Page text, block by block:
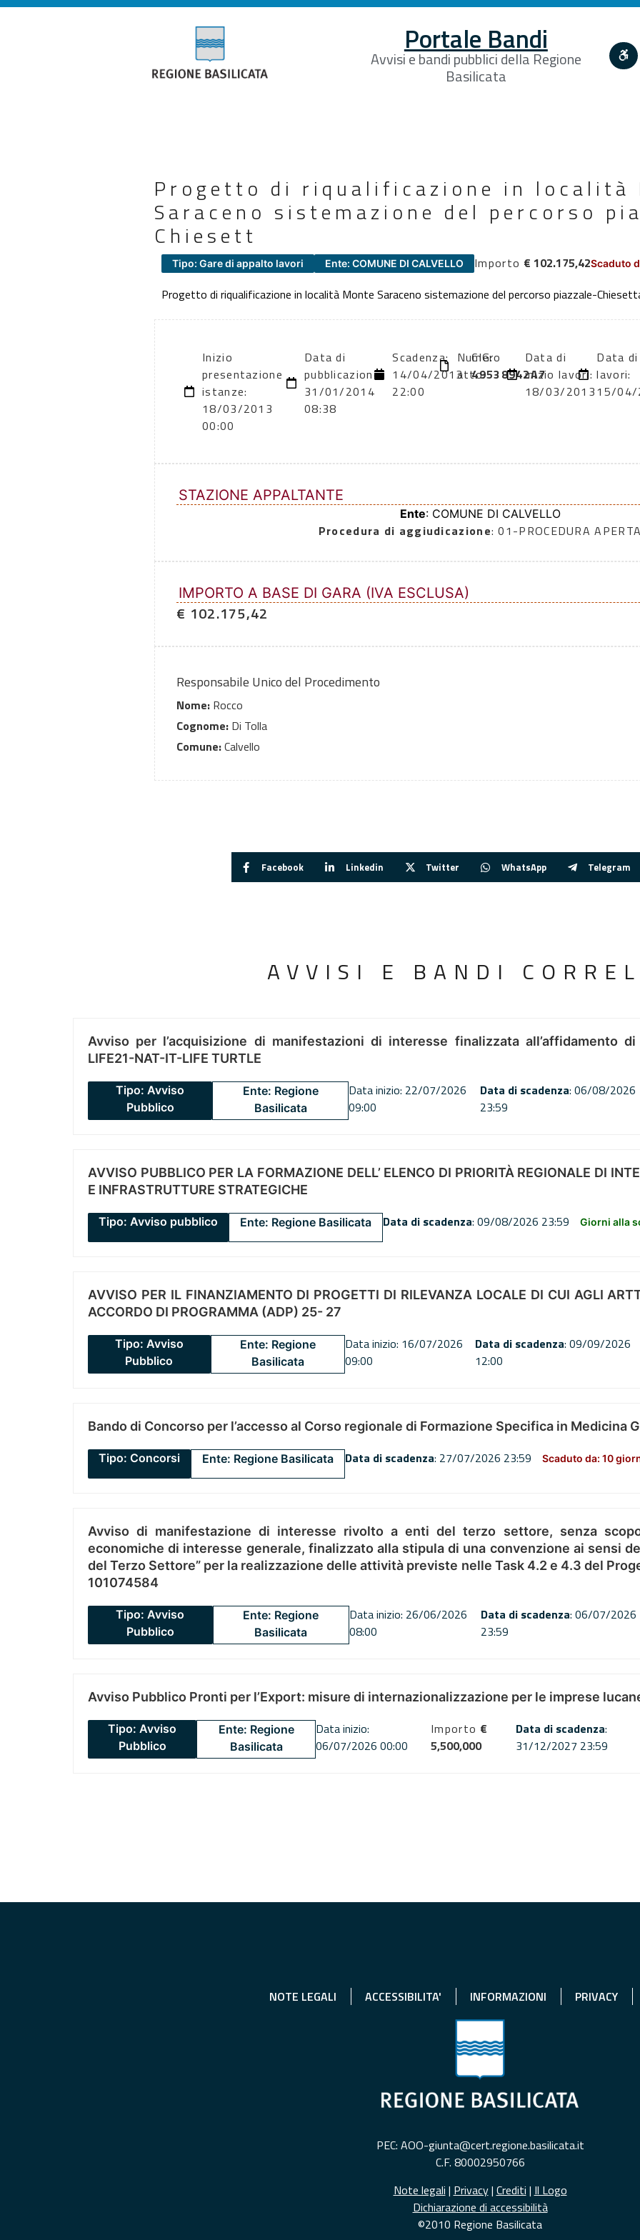
Portale Bandi
Avvisi e bandi pubblici della Regione
Basilicata
Progetto di riqualificazione in località
Saraceno sistemazione del percorso
Chiesett
Tipo: Gare di appalto lavori Ente: COMUNE DI CALVELLO Importo € 102.175,42Scaduto
Progetto di riqualificazione in località Monte Saraceno sistemazione del percorso piazzale-
Inizio
presentazione
istanze:
18/03/2013
00:00
Data di
pubblicazione:
31/01/2014
08:38
Scadenza:
14/04/2013
22:00
Numero
atto:
CIG:
49538942A7
Data di
inizio lavori:
18/03/2013
Data
lavori:
15/04/
STAZIONE APPALTANTE
Ente: COMUNE DI CALVELLO
Procedura di aggiudicazione: 01-PROCEDURA APERTA
IMPORTO A BASE DI GARA (IVA ESCLUSA)
€ 102.175,42
Responsabile Unico del Procedimento
Nome: Rocco
Cognome: Di Tolla
Comune:Calvello
Facebook Linkedin Twitter WhatsApp Telegram
AVVISI E BANDI
Avviso per l’acquisizione di manifestazioni di interesse finalizzata all’affidamento
LIFE21-NAT-IT-LIFE TURTLE
Tipo: Avviso
Pubblico
Ente: Regione
Basilicata
Data inizio: 22/07/2026
09:00
Data di scadenza: 06/08/2026
23:59
AVVISO PUBBLICO PER LA FORMAZIONE DELL’ ELENCO DI PRIORITÀ REGIONALE DI
E INFRASTRUTTURE STRATEGICHE
Tipo: Avviso pubblico Ente: Regione Basilicata Data di scadenza: 09/08/2026 23:59 Giorni alla
AVVISO PER IL FINANZIAMENTO DI PROGETTI DI RILEVANZA LOCALE DI CUI AGLI
ACCORDO DI PROGRAMMA (ADP) 25- 27
Tipo: Avviso
Pubblico
Ente: Regione
Basilicata
Data inizio: 16/07/2026
09:00
Data di scadenza: 09/09/2026
12:00
Bando di Concorso per l’accesso al Corso regionale di Formazione Specifica in Medicina
Tipo: Concorsi Ente: Regione Basilicata Data di scadenza: 27/07/2026 23:59 Scaduto da: 10
Avviso di manifestazione di interesse rivolto a enti del terzo settore, senza
economiche di interesse generale, finalizzato alla stipula di una convenzione ai sensi
del Terzo Settore” per la realizzazione delle attività previste nelle Task 4.2 e 4.3 del
101074584
Tipo: Avviso
Pubblico
Ente: Regione
Basilicata
Data inizio: 26/06/2026
08:00
Data di scadenza: 06/07/2026
23:59
Avviso Pubblico Pronti per l’Export: misure di internazionalizzazione per le imprese
Tipo: Avviso
Pubblico
Ente: Regione
Basilicata
Data inizio:
06/07/2026 00:00
Importo €
5,500,000
Data di scadenza:
31/12/2027 23:59
NOTE LEGALI ACCESSIBILITA' INFORMAZIONI PRIVACY
PEC: AOO-giunta@cert.regione.basilicata.it
C.F. 80002950766
Note legali | Privacy| Crediti | Il Logo
Dichiarazione di accessibilità
©2010 Regione Basilicata